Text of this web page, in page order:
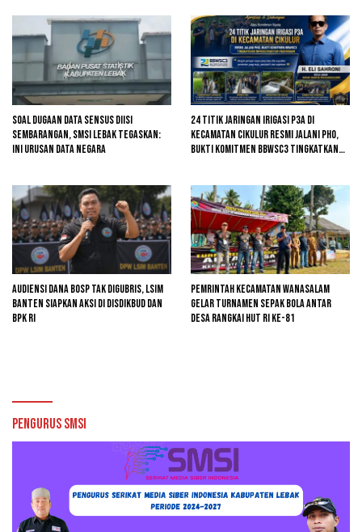
Soal Dugaan Data Sensus Diisi
Sembarangan, SMSI Lebak Tegaskan:
Ini Urusan Data Negara
24 Titik Jaringan Irigasi P3A di
Kecamatan Cikulur Resmi Jalani PHO,
Bukti Komitmen BBWSC3 Tingkatkan
Audiensi Dana BOSP Tak Digubris, LSIM
Banten Siapkan Aksi di Disdikbud dan
BPK RI
Pemrintah kecamatan Wanasalam
Gelar Turnamen Sepak Bola Antar
Desa Rangkai HUT RI ke-81
Pengurus SMSI